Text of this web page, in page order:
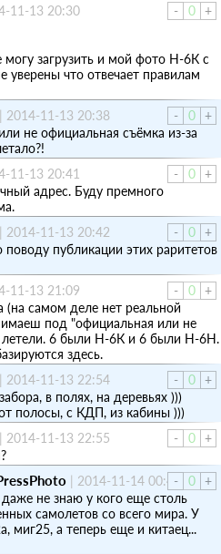
-
0 +
11-13 20:30
могу загрузить и мой фото Н-6К с
уверены что отвечает правилам
-
0 +
| 2014-11-13 20:38
не официальная съёмка из-за
-
0 +
11-13 20:41
адрес. Буду премного
-
0 +
| 2014-11-13 20:42
публикации этих раритетов
-
0 +
11-13 21:09
(на самом деле нет реальной
под "официальная или не
6 были H-6К и 6 были Н-6Н.
здесь.
-
0 +
| 2014-11-13 22:54
в полях, на деревьях )))
полосы, с КДП, из кабины )))
-
0 +
| 2014-11-13 22:55
-
0 +
| 2014-11-14 00:41
даже не знаю у кого еще столь
самолетов со всего мира. У
миг25, а теперь еще и китаец...